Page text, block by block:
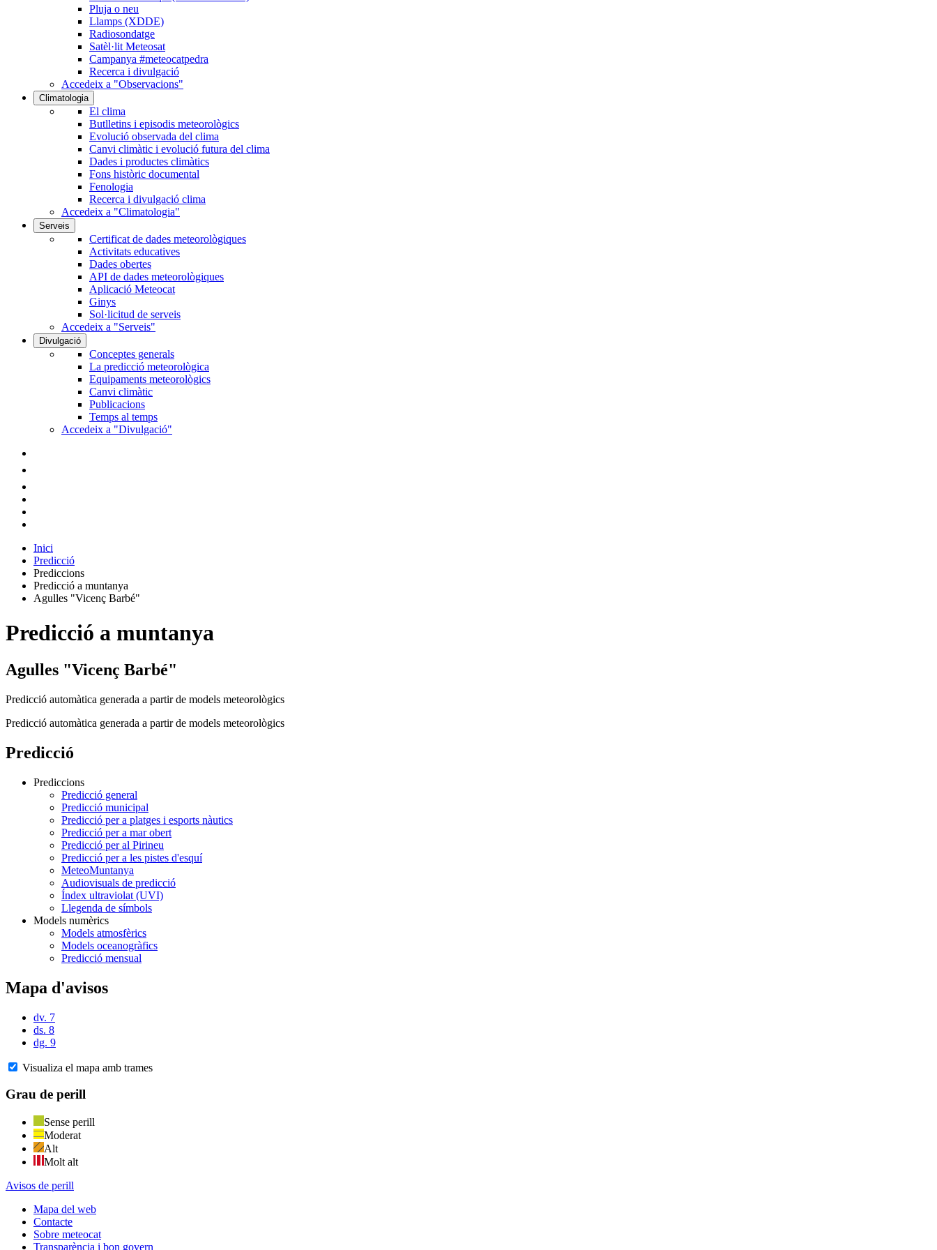
Pluja o neu
Llamps (XDDE)
Radiosondatge
Satèl·lit Meteosat
Campanya #meteocatpedra
Recerca i divulgació
Accedeix a "Observacions"
Climatologia
El clima
Butlletins i episodis meteorològics
Evolució observada del clima
Canvi climàtic i evolució futura del clima
Dades i productes climàtics
Fons històric documental
Fenologia
Recerca i divulgació clima
Accedeix a "Climatologia"
Serveis
Certificat de dades meteorològiques
Activitats educatives
Dades obertes
API de dades meteorològiques
Aplicació Meteocat
Ginys
Sol·licitud de serveis
Accedeix a "Serveis"
Divulgació
Conceptes generals
La predicció meteorològica
Equipaments meteorològics
Canvi climàtic
Publicacions
Temps al temps
Accedeix a "Divulgació"
Inici
Predicció
Prediccions
Predicció a muntanya
Agulles "Vicenç Barbé"
Predicció a muntanya
Agulles "Vicenç Barbé"
Predicció automàtica generada a partir de models meteorològics
Predicció automàtica generada a partir de models meteorològics
Predicció
Prediccions
Predicció general
Predicció municipal
Predicció per a platges i esports nàutics
Predicció per a mar obert
Predicció per al Pirineu
Predicció per a les pistes d'esquí
MeteoMuntanya
Audiovisuals de predicció
Índex ultraviolat (UVI)
Llegenda de símbols
Models numèrics
Models atmosfèrics
Models oceanogràfics
Predicció mensual
Mapa d'avisos
dv. 7
ds. 8
dg. 9
Visualiza el mapa amb trames
Grau de perill
Sense perill
Moderat
Alt
Molt alt
Avisos de perill
Mapa del web
Contacte
Sobre meteocat
Transparència i bon govern